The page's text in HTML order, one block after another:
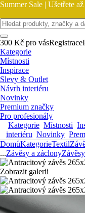
Summer Sale | Ušetřete
300 Kč pro vásRegistrace
Kategorie
Místnosti
Inspirace
Slevy & Outlet
Návrh interiéru
Novinky
Premium značky
Pro profesionály
Kategorie Místnosti
interiéru Novinky
DomůKategorieTextil
...Závěsy a záclonyZávěsy
Zobrazit galerii